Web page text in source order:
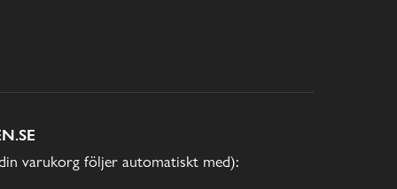
varukorg följer automatiskt med):